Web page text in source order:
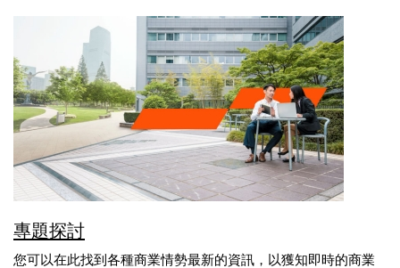
專題探討
您可以在此找到各種商業情勢最新的資訊，以獲知即時的商業